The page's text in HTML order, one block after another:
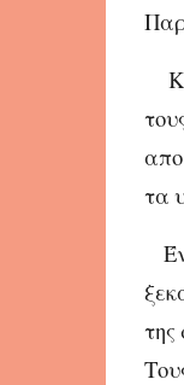
απο
τα